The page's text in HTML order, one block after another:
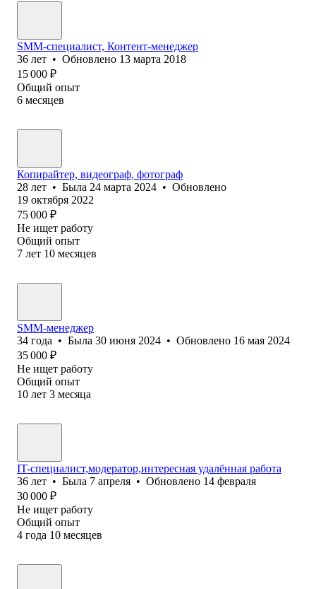
SMM-специалист, Контент-менеджер
36 лет • Обновлено 13 марта 2018
15 000 ₽
Общий опыт
6 месяцев
Копирайтер, видеограф, фотограф
28 лет • Была 24 марта 2024 • Обновлено
19 октября 2022
75 000 ₽
Не ищет работу
Общий опыт
7 лет 10 месяцев
SMM-менеджер
34 года • Была 30 июня 2024 • Обновлено 16 мая 2024
35 000 ₽
Не ищет работу
Общий опыт
10 лет 3 месяца
IT-специалист,модератор,интересная удалённая работа
36 лет • Была 7 апреля • Обновлено 14 февраля
30 000 ₽
Не ищет работу
Общий опыт
4 года 10 месяцев